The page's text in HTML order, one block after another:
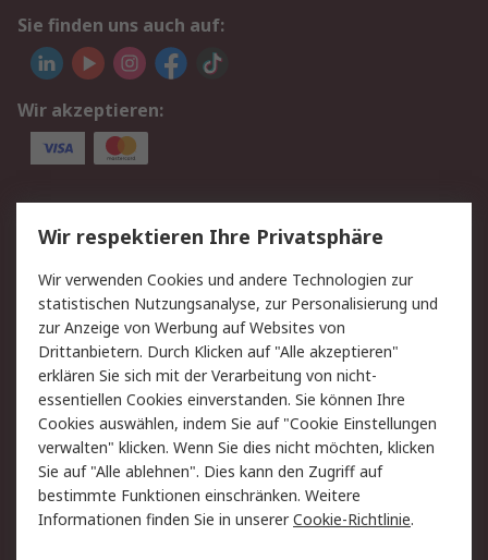
Sie finden uns auch auf:
Wir akzeptieren:
Service
Value Added Services
Lieferlösungen
Rücksendung/Entsorgung Kontakt
Hilfe
Rechtliches
RS Verkaufs- und
Lieferbedingungen
Datenschutz
Cookie-Richtlinie
Zahlungsbedingungen
Impressum
Webseite Konditionen
Wir respektieren Ihre Privatsphäre
Wir verwenden Cookies und andere Technologien zur
statistischen Nutzungsanalyse, zur Personalisierung und
zur Anzeige von Werbung auf Websites von
Drittanbietern. Durch Klicken auf "Alle akzeptieren"
erklären Sie sich mit der Verarbeitung von nicht-
essentiellen Cookies einverstanden. Sie können Ihre
Cookies auswählen, indem Sie auf "Cookie Einstellungen
verwalten" klicken. Wenn Sie dies nicht möchten, klicken
Sie auf "Alle ablehnen". Dies kann den Zugriff auf
bestimmte Funktionen einschränken. Weitere
Informationen finden Sie in unsererCookie-Richtlinie.